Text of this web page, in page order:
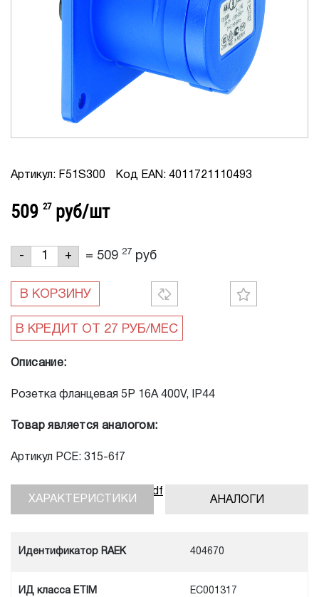
Артикул: F51S300 Код EAN: 4011721110493
509 27 руб/шт
- + = 509 27 руб
В КОРЗИНУ
Описание:
Розетка фланцевая 5P 16A 400V, IP44
Товар является аналогом:
Артикул PCE: 315-6f7
Скачать инструкцию, pdf
АНАЛОГИ
ХАРАКТЕРИСТИКИ
Идентификатор RAEK 404670
ИД класса ETIM EC001317